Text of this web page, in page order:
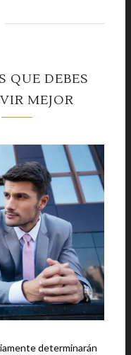
QUE DEBES
MEJOR
determinarán